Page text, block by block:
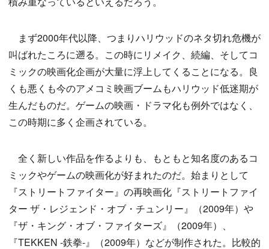
まず2000年代以降、つまりハリウッドのネタ切れ危機が
叫ばれたころに遡る。この時にリメイク、続編、そしてコ
ミックの映画化企画が大量に浮上してくることになる。良
くも悪くも今のアメコミ映画ブームもハリウッド低迷期が
生んだものだ。ゲームの映画・ドラマ化も例外ではなく、
この時期に多く企画されている。
全く新しい作品を作るよりも、もともと知名度のあるコ
ミックやゲームの映画化が好まれたのだ。始まりとして
『ストリートファイター』の再映画化『ストリートファイ
ター ザ・レジェンド・オブ・チュンリー』（2009年）や
『ザ・キング・オブ・ファイターズ』（2009年）、
『TEKKEN -鉄拳-』（2009年）などが制作された。比較的